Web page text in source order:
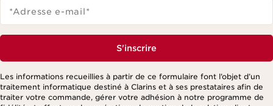
*Adresse e-mail*
S'inscrire
Les informations recueillies à partir de ce formulaire font l’objet d’un
traitement informatique destiné à Clarins et à ses prestataires afin de
traiter votre commande, gérer votre adhésion à notre programme de